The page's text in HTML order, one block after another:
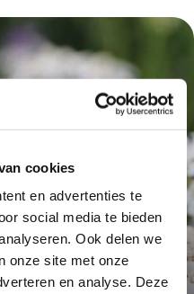
cookies
en advertenties te
social media te bieden
Ook delen we
onze site met onze
en analyse. Deze